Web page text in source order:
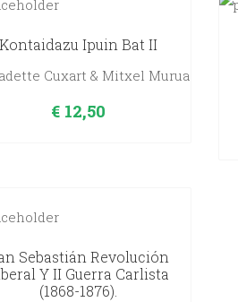
Kontaidazu Ipuin Bat II
Cuxart & Mitxel Murua
€ 12,50
Sebastián Revolución
Y II Guerra Carlista
(1868-1876).